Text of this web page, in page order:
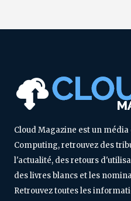
Cloud Magazine est un média
Computing, retrouvez des
l'actualité, des retours
des livres blancs et les
Retrouvez toutes les